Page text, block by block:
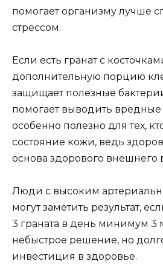
помогает организму лучше
стрессом.
Если есть гранат с
дополнительную порцию
защищает полезные
помогает выводить вредные
особенно полезно для тех,
состояние кожи, ведь
основа здорового внешнего
Люди с высоким
могут заметить результат,
3 граната в день минимум 3
небыстрое решение, но
инвестиция в здоровье.